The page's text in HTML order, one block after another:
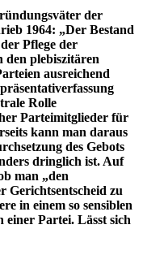
der
1964: „Der Bestand
Pflege der
den plebiszitären
ausreichend
Rolle
Parteimitglieder für
kann man daraus
des Gebots
dringlich ist. Auf
man „den
Gerichtsentscheid zu
in einem so sensiblen
einer Partei. Lässt sich